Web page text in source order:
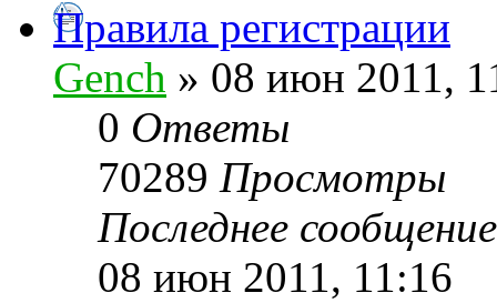
Правила регистрации
Gench » 08 июн 2011,
0 Ответы
70289 Просмотры
Последнее
08 июн 2011, 11:16